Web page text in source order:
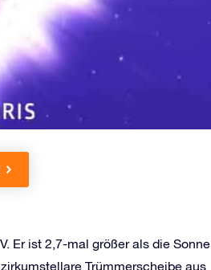
Er ist 2,7-mal größer als die Sonne
Trümmerscheibe aus